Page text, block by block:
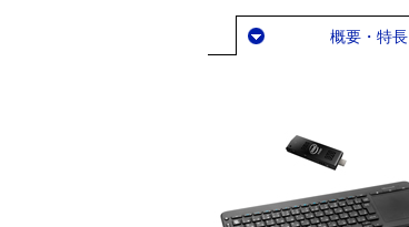
概要・特長